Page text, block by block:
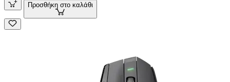
Προσθήκη στο καλάθι